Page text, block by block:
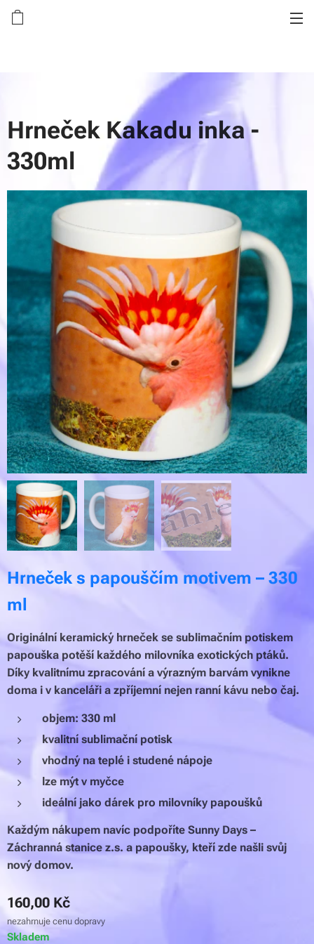
Hrneček Kakadu inka -
330ml
Hrneček s papouščím motivem – 330
ml
Originální keramický hrneček se sublimačním potiskem
papouška potěší každého milovníka exotických ptáků.
Díky kvalitnímu zpracování a výrazným barvám vynikne
doma i v kanceláři a zpříjemní nejen ranní kávu nebo čaj.
objem: 330 ml
kvalitní sublimační potisk
vhodný na teplé i studené nápoje
lze mýt v myčce
ideální jako dárek pro milovníky papoušků
Každým nákupem navíc podpoříte Sunny Days –
Záchranná stanice z.s. a papoušky, kteří zde našli svůj
nový domov.
160,00 Kč
nezahrnuje cenu dopravy
Skladem